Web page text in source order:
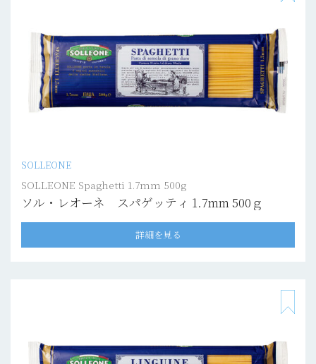
SOLLEONE
SOLLEONE Spaghetti 1.7mm 500g
ソル・レオーネ スパゲッティ 1.7mm 500ｇ
詳細を見る